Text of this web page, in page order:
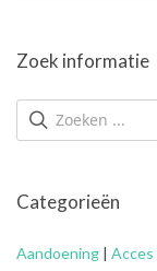
Zoek informatie
Categorieën
Aandoening | Acces